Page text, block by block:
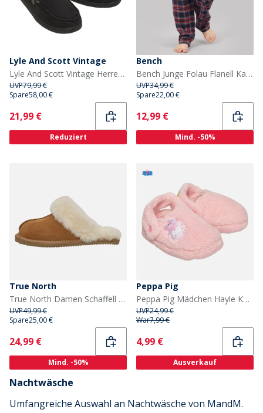
Lyle And Scott Vintage
Lyle And Scott Vintage Herren Montague Mokassins Hausschuhe Schwarz/Grau Karo
UVP79,99 €
Spare58,00 €
Current
21,99 €
Reduziert
Bench
Bench Junge Folau Flanell Karo Loungehose Marine/Rot/Weiß/Gelb Karo Flanell
UVP34,99 €
Spare22,00 €
Current
12,99 €
Mind. -50%
True North
True North Damen Schaffell Hausschuhe Braun
UVP49,99 €
Spare25,00 €
Current
24,99 €
Mind. -50%
Peppa Pig
Peppa Pig Mädchen Hayle Komplett Borg Hausschuhe Rosa
UVP24,99 €
War7,99 €
Current
4,99 €
Ausverkauf
Nachtwäsche
Umfangreiche Auswahl an Nachtwäsche von MandM.